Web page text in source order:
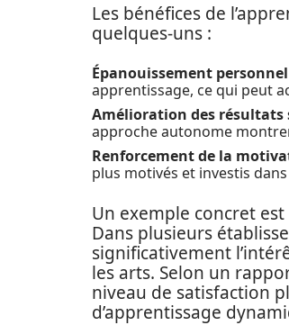
Les bénéfices de
quelques-uns :
Épanouissement personnel
apprentissage, ce qui peut
Amélioration des résultats
approche autonome
Renforcement de la
plus motivés et investis
Un exemple concret
Dans plusieurs
significativement
les arts. Selon un
niveau de satisfaction
d’apprentissage